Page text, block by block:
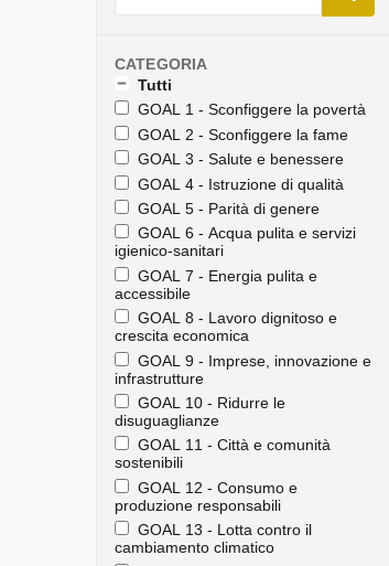
CATEGORIA
Tutti
GOAL 1 - Sconfiggere la povertà
GOAL 2 - Sconfiggere la fame
GOAL 3 - Salute e benessere
GOAL 4 - Istruzione di qualità
GOAL 5 - Parità di genere
GOAL 6 - Acqua pulita e servizi
igienico-sanitari
GOAL 7 - Energia pulita e
accessibile
GOAL 8 - Lavoro dignitoso e
crescita economica
GOAL 9 - Imprese, innovazione e
infrastrutture
GOAL 10 - Ridurre le
disuguaglianze
GOAL 11 - Città e comunità
sostenibili
GOAL 12 - Consumo e
produzione responsabili
GOAL 13 - Lotta contro il
cambiamento climatico